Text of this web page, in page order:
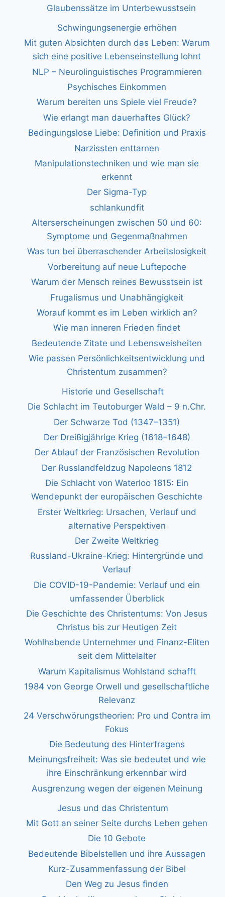
Glaubenssätze im Unterbewusstsein
Schwingungsenergie erhöhen
Mit guten Absichten durch das Leben: Warum
sich eine positive Lebenseinstellung lohnt
NLP – Neurolinguistisches Programmieren
Psychisches Einkommen
Warum bereiten uns Spiele viel Freude?
Wie erlangt man dauerhaftes Glück?
Bedingungslose Liebe: Definition und Praxis
Narzissten enttarnen
Manipulationstechniken und wie man sie
erkennt
Der Sigma-Typ
schlankundfit
Alterserscheinungen zwischen 50 und 60:
Symptome und Gegenmaßnahmen
Was tun bei überraschender Arbeitslosigkeit
Vorbereitung auf neue Luftepoche
Warum der Mensch reines Bewusstsein ist
Frugalismus und Unabhängigkeit
Worauf kommt es im Leben wirklich an?
Wie man inneren Frieden findet
Bedeutende Zitate und Lebensweisheiten
Wie passen Persönlichkeitsentwicklung und
Christentum zusammen?
Historie und Gesellschaft
Die Schlacht im Teutoburger Wald – 9 n.Chr.
Der Schwarze Tod (1347–1351)
Der Dreißigjährige Krieg (1618–1648)
Der Ablauf der Französischen Revolution
Der Russlandfeldzug Napoleons 1812
Die Schlacht von Waterloo 1815: Ein
Wendepunkt der europäischen Geschichte
Erster Weltkrieg: Ursachen, Verlauf und
alternative Perspektiven
Der Zweite Weltkrieg
Russland-Ukraine-Krieg: Hintergründe und
Verlauf
Die COVID-19-Pandemie: Verlauf und ein
umfassender Überblick
Die Geschichte des Christentums: Von Jesus
Christus bis zur Heutigen Zeit
Wohlhabende Unternehmer und Finanz-Eliten
seit dem Mittelalter
Warum Kapitalismus Wohlstand schafft
1984 von George Orwell und gesellschaftliche
Relevanz
24 Verschwörungstheorien: Pro und Contra im
Fokus
Die Bedeutung des Hinterfragens
Meinungsfreiheit: Was sie bedeutet und wie
ihre Einschränkung erkennbar wird
Ausgrenzung wegen der eigenen Meinung
Jesus und das Christentum
Mit Gott an seiner Seite durchs Leben gehen
Die 10 Gebote
Bedeutende Bibelstellen und ihre Aussagen
Kurz-Zusammenfassung der Bibel
Den Weg zu Jesus finden